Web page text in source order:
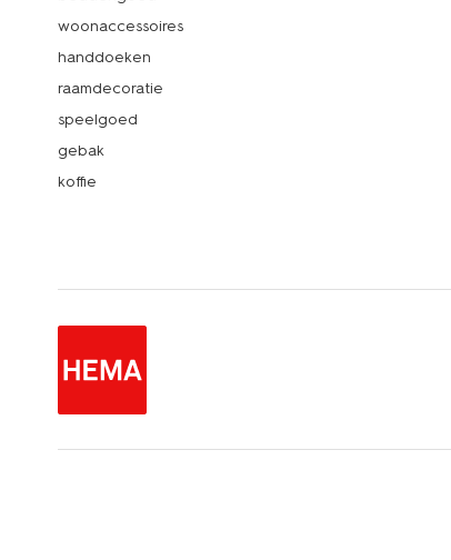
woonaccessoires
handdoeken
raamdecoratie
speelgoed
gebak
koffie